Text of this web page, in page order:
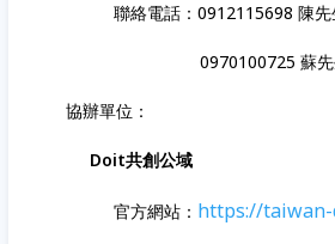
聯絡電話：0912115698 陳先
0970100725 蘇先
協辦單位：
Doit共創公域
官方網站： https://